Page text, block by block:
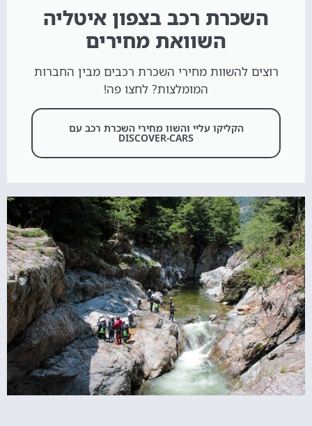
השכרת רכב בצפון איטליה
השוואת מחירים
רוצים להשוות מחירי השכרת רכבים מבין החברות
המומלצות? לחצו פה!
הקליקו עליי והשוו מחירי השכרת רכב עם
DISCOVER-CARS